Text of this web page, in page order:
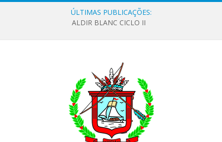
ÚLTIMAS PUBLICAÇÕES:
ALDIR BLANC CICLO II